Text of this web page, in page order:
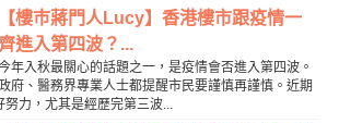
【樓巿蔣門人Lucy】香港樓市跟疫情一
進入第四波？...
年入秋最關心的話題之一，是疫情會否進入第四波。
府、醫務界專業人士都提醒市民要謹慎再謹慎。近期
力，尤其是經歷完第三波...